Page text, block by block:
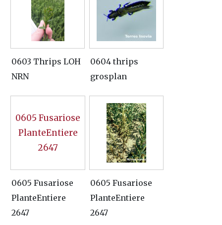
0603 Thrips LOH
NRN
0604 thrips
grosplan
0605 Fusariose
PlanteEntiere
2647
0605 Fusariose
PlanteEntiere
2647
0605 Fusariose
PlanteEntiere
2647